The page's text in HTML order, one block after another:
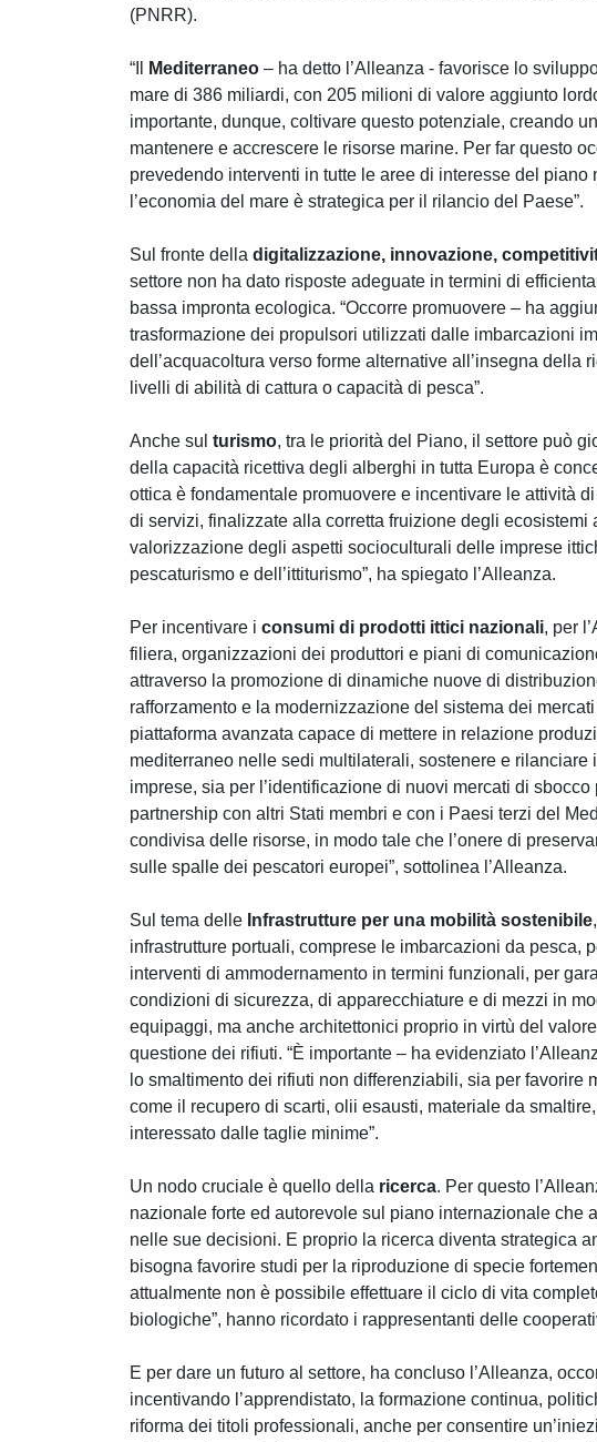
(PNRR).
“Il Mediterraneo – ha detto l’Alleanza - favorisce lo
mare di 386 miliardi, con 205 milioni di valore aggiunto
importante, dunque, coltivare questo potenziale, creando
mantenere e accrescere le risorse marine. Per far questo
prevedendo interventi in tutte le aree di interesse del
l’economia del mare è strategica per il rilancio del Paese”.
Sul fronte della digitalizzazione, innovazione,
settore non ha dato risposte adeguate in termini di
bassa impronta ecologica. “Occorre promuovere – ha
trasformazione dei propulsori utilizzati dalle imbarcazioni
dell’acquacoltura verso forme alternative all’insegna della
livelli di abilità di cattura o capacità di pesca”.
Anche sul turismo, tra le priorità del Piano, il settore può
della capacità ricettiva degli alberghi in tutta Europa è
ottica è fondamentale promuovere e incentivare le attività
di servizi, finalizzate alla corretta fruizione degli
valorizzazione degli aspetti socioculturali delle imprese
pescaturismo e dell’ittiturismo”, ha spiegato l’Alleanza.
Per incentivare i consumi di prodotti ittici nazionali, per
filiera, organizzazioni dei produttori e piani di
attraverso la promozione di dinamiche nuove di
rafforzamento e la modernizzazione del sistema dei
piattaforma avanzata capace di mettere in relazione
mediterraneo nelle sedi multilaterali, sostenere e
imprese, sia per l’identificazione di nuovi mercati di
partnership con altri Stati membri e con i Paesi terzi del
condivisa delle risorse, in modo tale che l’onere di
sulle spalle dei pescatori europei”, sottolinea l’Alleanza.
Sul tema delle Infrastrutture per una mobilità sostenibile
infrastrutture portuali, comprese le imbarcazioni da pesca,
interventi di ammodernamento in termini funzionali, per
condizioni di sicurezza, di apparecchiature e di mezzi in
equipaggi, ma anche architettonici proprio in virtù del
questione dei rifiuti. “È importante – ha evidenziato
lo smaltimento dei rifiuti non differenziabili, sia per
come il recupero di scarti, olii esausti, materiale da
interessato dalle taglie minime”.
Un nodo cruciale è quello della ricerca. Per questo
nazionale forte ed autorevole sul piano internazionale che
nelle sue decisioni. E proprio la ricerca diventa strategica
bisogna favorire studi per la riproduzione di specie
attualmente non è possibile effettuare il ciclo di vita
biologiche”, hanno ricordato i rappresentanti delle
E per dare un futuro al settore, ha concluso l’Alleanza,
incentivando l’apprendistato, la formazione continua,
riforma dei titoli professionali, anche per consentire